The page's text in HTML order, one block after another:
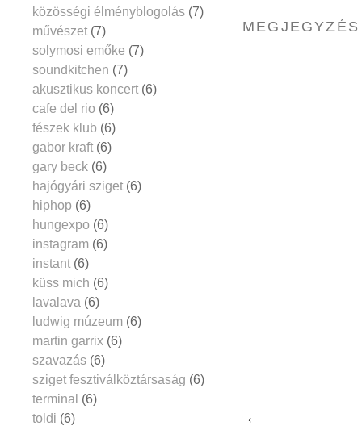
közösségi élményblogolás (7)
művészet (7)
solymosi emőke (7)
soundkitchen (7)
akusztikus koncert (6)
cafe del rio (6)
fészek klub (6)
gabor kraft (6)
gary beck (6)
hajógyári sziget (6)
hiphop (6)
hungexpo (6)
instagram (6)
instant (6)
küss mich (6)
lavalava (6)
ludwig múzeum (6)
martin garrix (6)
szavazás (6)
sziget fesztiválköztársaság (6)
terminal (6)
toldi (6)